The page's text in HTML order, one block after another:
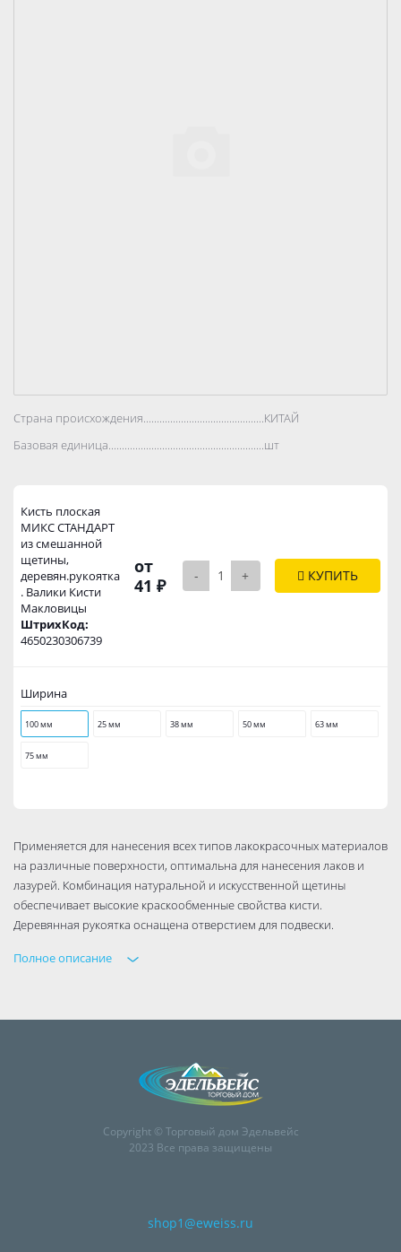
Страна происхождения..................................................................................
КИТАЙ
Базовая единица..................................................................................
шт
Кисть плоская
МИКС СТАНДАРТ
из смешанной
щетины,
деревян.рукоятка
. Валики Кисти
Макловицы
ШтрихКод:
4650230306739
от
41 ₽
- + КУПИТЬ
Ширина
100 мм 25 мм 38 мм 50 мм 63 мм
75 мм
Применяется для нанесения всех типов лакокрасочных материалов
на различные поверхности, оптимальна для нанесения лаков и
лазурей. Комбинация натуральной и искусственной щетины
обеспечивает высокие краскообменные свойства кисти.
Деревянная рукоятка оснащена отверстием для подвески.
Полное описание
Copyright © Торговый дом Эдельвейс
2023 Все права защищены
shop1@eweiss.ru